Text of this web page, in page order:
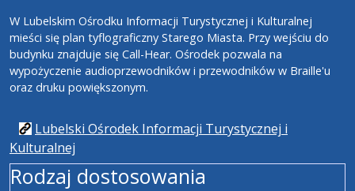
W Lubelskim Ośrodku Informacji Turystycznej i Kulturalnej
mieści się plan tyflograficzny Starego Miasta. Przy wejściu do
budynku znajduje się Call-Hear. Ośrodek pozwala na
wypożyczenie audioprzewodników i przewodników w Braille'u
oraz druku powiększonym.
Lubelski Ośrodek Informacji Turystycznej i
Kulturalnej
Rodzaj dostosowania